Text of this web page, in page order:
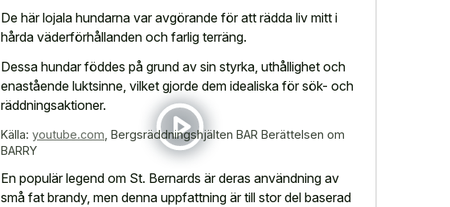
De här lojala hundarna var avgörande för att rädda liv mitt i
hårda väderförhållanden och farlig terräng.
Dessa hundar föddes på grund av sin styrka, uthållighet och
enastående luktsinne, vilket gjorde dem idealiska för sök- och
räddningsaktioner.
Källa: youtube.com Bergsräddningshjälten BAR️ Berättelsen om
BARRY
En populär legend om St. Bernards är deras användning av
små fat brandy, men denna uppfattning är till stor del baserad